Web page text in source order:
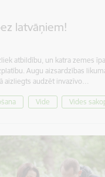
latvāņiem!
atbildību, un katra zemes
Augu aizsardzības
aizliegts audzēt invazīvo…
Vide Vides